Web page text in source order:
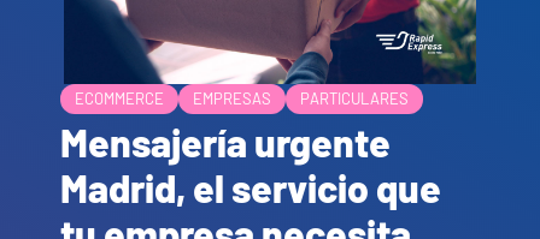
ECOMMERCE EMPRESAS PARTICULARES
Mensajería urgente
Madrid, el servicio que